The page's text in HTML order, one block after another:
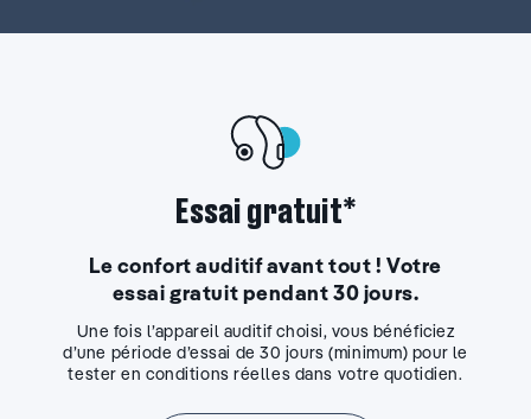
Essai gratuit*
Le confort auditif avant tout ! Votre
essai gratuit pendant 30 jours.
Une fois l’appareil auditif choisi, vous bénéficiez
d’une période d’essai de 30 jours (minimum) pour le
tester en conditions réelles dans votre quotidien.